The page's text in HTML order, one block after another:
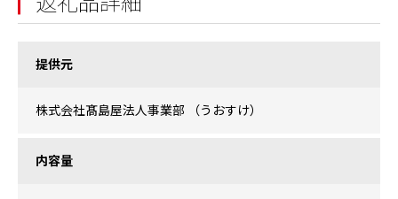
提供元
株式会社髙島屋法人事業部 （うおすけ）
内容量